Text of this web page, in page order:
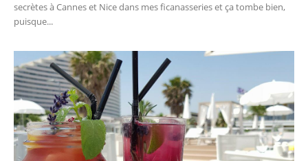
secrètes à Cannes et Nice dans mes ficanasseries et ça tombe bien,
puisque...